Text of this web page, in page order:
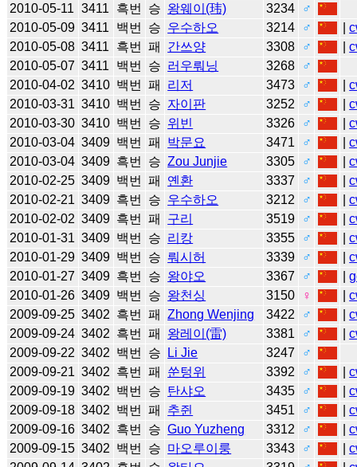
2010-05-11 3411 흑번 승 왕웨이(玮) 3234
♂
2010-05-09 3411 백번 승 우수하오 3214 ♂ |
2010-05-08 3411 흑번 패 간쓰양 3308 ♂ |
2010-05-07 3411 백번 승 러우뤄닝 3268
♂
2010-04-02 3410 백번 패 리저 3473 ♂ |
2010-03-31 3410 백번 승 자이판 3252 ♂ |
2010-03-30 3410 백번 승 위빈 3326 ♂ |
2010-03-04 3409 백번 패 박문요 3471 ♂ |
2010-03-04 3409 흑번 승 Zou Junjie 3305 ♂ |
2010-02-25 3409 백번 패 옌환 3337 ♂ |
2010-02-21 3409 흑번 승 우수하오 3212 ♂ |
2010-02-02 3409 흑번 패 구리 3519 ♂ |
2010-01-31 3409 백번 승 리캉 3355 ♂ |
2010-01-29 3409 백번 승 뤄시허 3339 ♂ |
2010-01-27 3409 흑번 승 왕야오 3367 ♂ |
2010-01-26 3409 백번 승 왕천싱 3150 ♀ |
2009-09-25 3402 흑번 패 Zhong Wenjing 3422 ♂ |
2009-09-24 3402 흑번 패 왕레이(雷) 3381 ♂ |
2009-09-22 3402 백번 승 Li Jie 3247
♂
2009-09-21 3402 흑번 패 쑨텅위 3392 ♂ |
2009-09-19 3402 백번 승 탄샤오 3435 ♂ |
2009-09-18 3402 백번 패 추쥔 3451 ♂ |
2009-09-16 3402 흑번 승 Guo Yuzheng 3312 ♂ |
2009-09-15 3402 백번 승 마오루이룽 3343 ♂ |